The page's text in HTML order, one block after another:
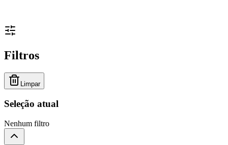
Filtros
Limpar
Seleção atual
Nenhum filtro